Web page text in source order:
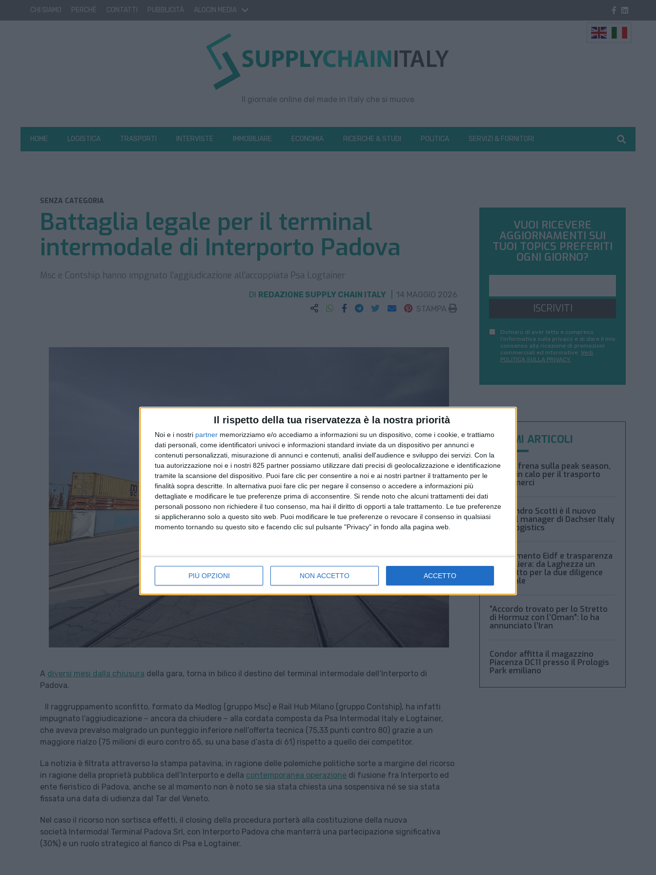
Il rispetto della tua riservatezza è la nostra priorità
Noi e i nostri partner memorizziamo e/o accediamo a informazioni su un dispositivo, come i cookie, e trattiamo
dati personali, come identificatori univoci e informazioni standard inviate da un dispositivo per annunci e
contenuti personalizzati, misurazione di annunci e contenuti, analisi dell'audience e sviluppo dei servizi. Con la
tua autorizzazione noi e i nostri 825 partner possiamo utilizzare dati precisi di geolocalizzazione e identificazione
tramite la scansione del dispositivo. Puoi fare clic per consentire a noi e ai nostri partner il trattamento per le
finalità sopra descritte. In alternativa puoi fare clic per negare il consenso o accedere a informazioni più
dettagliate e modificare le tue preferenze prima di acconsentire. Si rende noto che alcuni trattamenti dei dati
personali possono non richiedere il tuo consenso, ma hai il diritto di opporti a tale trattamento. Le tue preferenze
si applicheranno solo a questo sito web. Puoi modificare le tue preferenze o revocare il consenso in qualsiasi
momento tornando su questo sito e facendo clic sul pulsante "Privacy" in fondo alla pagina web.
PIÙ OPZIONI NON ACCETTO ACCETTO
CHI SIAMO PERCHÈ CONTATTI PUBBLICITÀ ALOCIN MEDIA
Il giornale online del made in Italy che si muove
HOME LOGISTICA TRASPORTI INTERVISTE IMMOBILIARE ECONOMIA RICERCHE & STUDI POLITICA SERVIZI & FORNITORI
SENZA CATEGORIA
Battaglia legale per il terminal
intermodale di Interporto Padova
Msc e Contship hanno impgnato l’aggiudicazione all’accoppiata Psa Logtainer
DI REDAZIONE SUPPLY CHAIN ITALY
14 MAGGIO 2026
STAMPA
A diversi mesi dalla chiusura della gara, torna in bilico il destino del terminal intermodale dell’Interporto di
Padova.
Il raggruppamento sconfitto, formato da Medlog (gruppo Msc) e Rail Hub Milano (gruppo Contship), ha infatti
impugnato l’aggiudicazione – ancora da chiudere – alla cordata composta da Psa Intermodal Italy e Logtainer,
che aveva prevalso malgrado un punteggio inferiore nell’offerta tecnica (75,33 punti contro 80) grazie a un
maggiore rialzo (75 milioni di euro contro 65, su una base d’asta di 61) rispetto a quello dei competitor.
La notizia è filtrata attraverso la stampa patavina, in ragione delle polemiche politiche sorte a margine del ricorso
in ragione della proprietà pubblica dell’Interporto e della contemporanea operazione di fusione fra Interporto ed
ente fieristico di Padova, anche se al momento non è noto se sia stata chiesta una sospensiva né se sia stata
fissata una data di udienza dal Tar del Veneto.
Nel caso il ricorso non sortisca effetti, il closing della procedura porterà alla costituzione della nuova
società Intermodal Terminal Padova Srl, con Interporto Padova che manterrà una partecipazione significativa
(30%) e un ruolo strategico al fianco di Psa e Logtainer.
VUOI RICEVERE
AGGIORNAMENTI SUI
TUOI TOPICS PREFERITI
OGNI GIORNO?
ISCRIVITI
Dichiaro di aver letto e compreso
l'informativa sulla privacy e di dare il mio
consenso alla ricezione di promozioni
commerciali ed informative. Vedi
POLITICA SULLA PRIVACY.
ULTIMI ARTICOLI
Xeneta frena sulla peak season,
tariffe in calo per il trasporto
aereo merci
Alessandro Scotti è il nuovo
general manager di Dachser Italy
Food Logistics
Regolamento Eidf e trasparenza
della filiera: da Laghezza un
pacchetto per la due diligence
aziendale
“Accordo trovato per lo Stretto
di Hormuz con l’Oman”: lo ha
annunciato l’Iran
Condor affitta il magazzino
Piacenza DC11 presso il Prologis
Park emiliano